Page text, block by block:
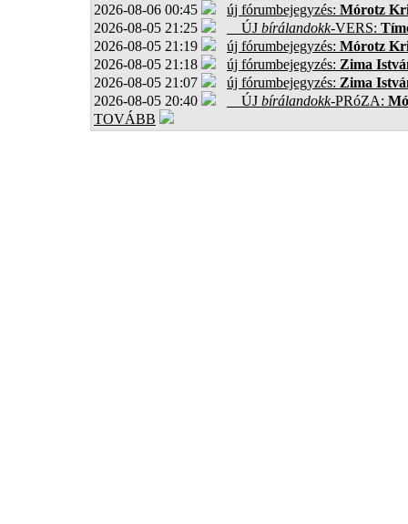
2026-08-06 00:45
új fórumbejegyzés: Mórotz
2026-08-05 21:25
ÚJ bírálandokk-VERS:
2026-08-05 21:19
új fórumbejegyzés: Mórotz
2026-08-05 21:18
új fórumbejegyzés: Zima
2026-08-05 21:07
új fórumbejegyzés: Zima
2026-08-05 20:40
ÚJ bírálandokk-PRóZA:
TOVÁBB